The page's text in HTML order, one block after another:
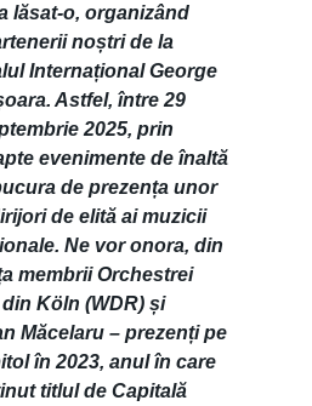
lăsat-o, organizând
noștri de la
Internațional George
Astfel, între 29
2025, prin
evenimente de înaltă
de prezența unor
de elită ai muzicii
Ne vor onora, din
membrii Orchestrei
Köln (WDR) și
Măcelaru – prezenți pe
în 2023, anul în care
titlul de Capitală